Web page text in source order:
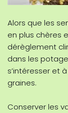
Alors que les
en plus chères
dérèglement
dans les
s’intéresser et
graines.
Conserver les